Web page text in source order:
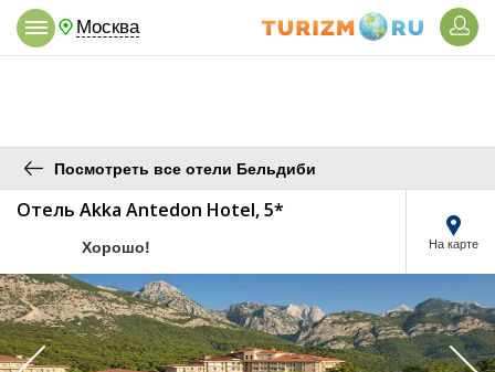
Москва
Посмотреть все отели Бельдиби
Отель Akka Antedon Hotel, 5*
Хорошо! На карте